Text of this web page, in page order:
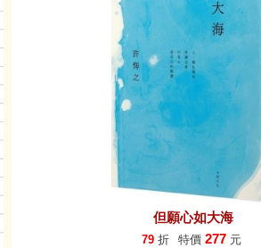
但願心如大海
79 折 特價 277 元